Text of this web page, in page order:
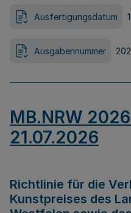
Ausfertigungsdatum
Ausgabennummer 202
MB.NRW
21.07.2026
Richtlinie für die
Kunstpreises des